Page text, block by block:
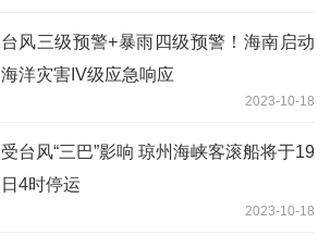
台风三级预警+暴雨四级预警！海南启动
海洋灾害IV级应急响应
2023-10-18
受台风“三巴”影响 琼州海峡客滚船将于19
日4时停运
2023-10-18